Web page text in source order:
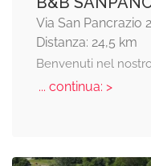
Via San Pancrazio
Distanza: 24,5 km
Benvenuti nel
... continua: >